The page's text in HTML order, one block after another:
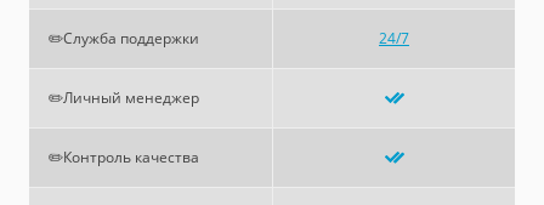
✏️Служба поддержки 24/7
✏️Личный менеджер
✏️Контроль качества